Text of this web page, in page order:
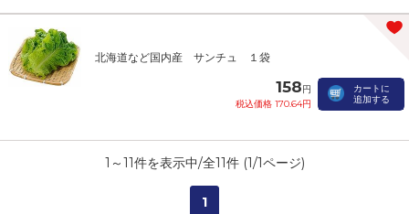
北海道など国内産 サンチュ １袋
158円
税込価格 170.64円
カートに
追加する
1 ～11件を表示中/全11件 (1/1ページ)
1